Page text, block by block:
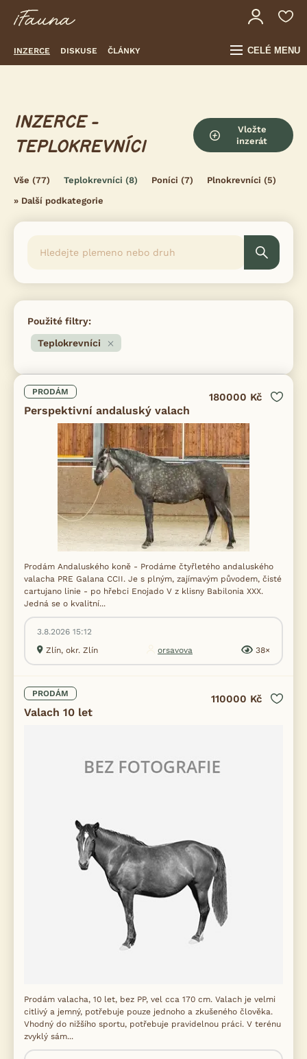
INZERCE DISKUSE ČLÁNKY CELÉ MENU
INZERCE -
TEPLOKREVNÍCI
Vložte
inzerát
Vše (77) Teplokrevníci (8) Poníci (7) Plnokrevníci (5)
» Další podkategorie
Použité filtry:
Teplokrevníci
PRODÁM
Perspektivní andaluský valach
180000 Kč
Prodám Andaluského koně - Prodáme čtyřletého andaluského
valacha PRE Galana CCII. Je s plným, zajímavým původem, čisté
cartujano linie - po hřebci Enojado V z klisny Babilonia XXX.
Jedná se o kvalitní...
3.8.2026 15:12
Zlín, okr. Zlín
orsavova 38×
PRODÁM
Valach 10 let
110000 Kč
Prodám valacha, 10 let, bez PP, vel cca 170 cm. Valach je velmi
citlivý a jemný, potřebuje pouze jednoho a zkušeného člověka.
Vhodný do nižšího sportu, potřebuje pravidelnou práci. V terénu
zvyklý sám...